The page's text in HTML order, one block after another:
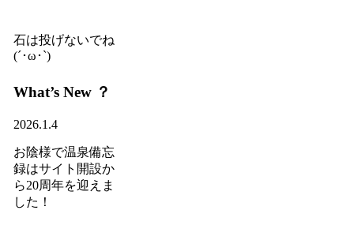
石は投げないでね
(´･ω･`)
What’s New ？
2026.1.4
お陰様で温泉備忘
録はサイト開設か
ら20周年を迎えま
した！